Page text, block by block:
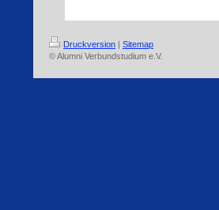
Druckversion | Sitemap
© Alumni Verbundstudium e.V.